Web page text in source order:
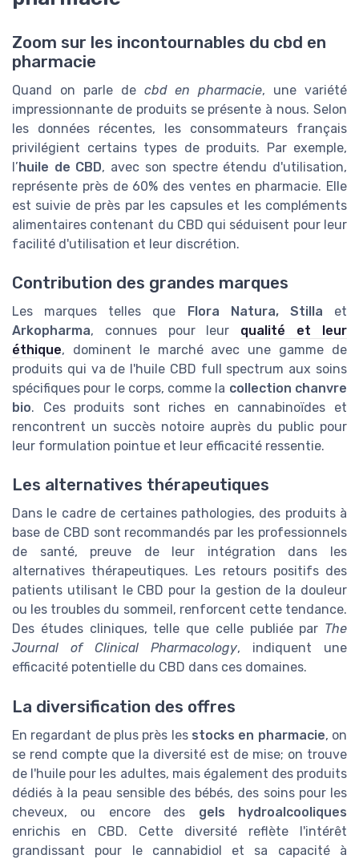
Zoom sur les incontournables du cbd en
pharmacie
Quand on parle de cbd en pharmacie, une variété
impressionnante de produits se présente à nous. Selon
les données récentes, les consommateurs français
privilégient certains types de produits. Par exemple,
l’huile de CBD, avec son spectre étendu d'utilisation,
représente près de 60% des ventes en pharmacie. Elle
est suivie de près par les capsules et les compléments
alimentaires contenant du CBD qui séduisent pour leur
facilité d'utilisation et leur discrétion.
Contribution des grandes marques
Les marques telles que Flora Natura, Stilla et
Arkopharma, connues pour leur qualité et leur
éthique, dominent le marché avec une gamme de
produits qui va de l'huile CBD full spectrum aux soins
spécifiques pour le corps, comme la collection chanvre
bio. Ces produits sont riches en cannabinoïdes et
rencontrent un succès notoire auprès du public pour
leur formulation pointue et leur efficacité ressentie.
Les alternatives thérapeutiques
Dans le cadre de certaines pathologies, des produits à
base de CBD sont recommandés par les professionnels
de santé, preuve de leur intégration dans les
alternatives thérapeutiques. Les retours positifs des
patients utilisant le CBD pour la gestion de la douleur
ou les troubles du sommeil, renforcent cette tendance.
Des études cliniques, telle que celle publiée par The
Journal of Clinical Pharmacology, indiquent une
efficacité potentielle du CBD dans ces domaines.
La diversification des offres
En regardant de plus près les stocks en pharmacie, on
se rend compte que la diversité est de mise; on trouve
de l'huile pour les adultes, mais également des produits
dédiés à la peau sensible des bébés, des soins pour les
cheveux, ou encore des gels hydroalcooliques
enrichis en CBD. Cette diversité reflète l'intérêt
grandissant pour le cannabidiol et sa capacité à